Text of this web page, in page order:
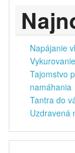
Napájanie
Tajomstvo
namáhania
Tantra do
Uzdravená